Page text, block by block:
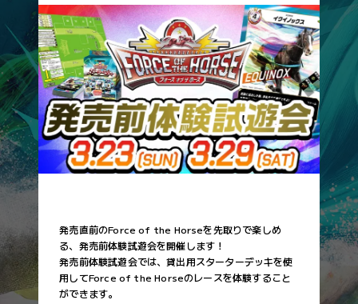
発売直前のForce of the Horseを先取りで楽しめ
る、発売前体験試遊会を開催します！
発売前体験試遊会では、貸出用スターターデッキを使
用してForce of the Horseのレースを体験すること
ができます。
SDF-17
チェルヴィニア
SDF-24
ブエナビスタ
SDF-26
リスグラシュー
SDF-28
バトルボーン
SDF-29
スタニングローズ
SDF-30
ブレイディヴェーグ
SDF-31
クロノジェネシス
SDF-32
サラキア
SDF-38
スルーセブンシーズ
SDF-40
ローシャムパーク
SDF-44
サトノダイヤモンド
SDF-45
マカヒキ
カードNo.
カード名
SDF-001
ディアンドル
SDF-002
コントラチェック
SDF-003
ママコチャ
SDF-005
スリープレスナイト
SDF-006
ステルヴィオ
SDF-007
ローブティサージュ
SDF-008
エターナルタイム
SDF-012
バンゴール
SDF-013
アルアイン
SDF-014
レイエンダ
中山
中京
京都
阪神
稍重
重
不良
良
重
2200m
（芝・中）
2400m
（芝・中）
2500m
（芝・中）
3000m
（芝・長）
（芝・長）